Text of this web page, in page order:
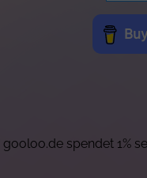
gooloo.de spendet 1%